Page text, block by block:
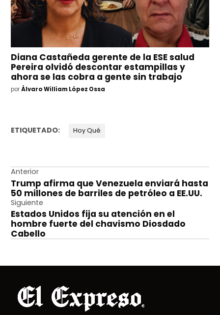
Diana Castañeda gerente de la ESE salud
Pereira olvidó descontar estampillas y
ahora se las cobra a gente sin trabajo
por Álvaro William López Ossa
ETIQUETADO: Hoy Qué
Navegación
de
entradas
Anterior
Trump afirma que Venezuela enviará hasta
50 millones de barriles de petróleo a EE.UU.
Siguiente
Estados Unidos fija su atención en el
hombre fuerte del chavismo Diosdado
Cabello